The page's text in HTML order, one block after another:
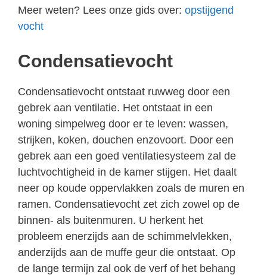
Meer weten? Lees onze gids over: opstijgend
vocht
Condensatievocht
Condensatievocht ontstaat ruwweg door een
gebrek aan ventilatie. Het ontstaat in een
woning simpelweg door er te leven: wassen,
strijken, koken, douchen enzovoort. Door een
gebrek aan een goed ventilatiesysteem zal de
luchtvochtigheid in de kamer stijgen. Het daalt
neer op koude oppervlakken zoals de muren en
ramen. Condensatievocht zet zich zowel op de
binnen- als buitenmuren. U herkent het
probleem enerzijds aan de schimmelvlekken,
anderzijds aan de muffe geur die ontstaat. Op
de lange termijn zal ook de verf of het behang